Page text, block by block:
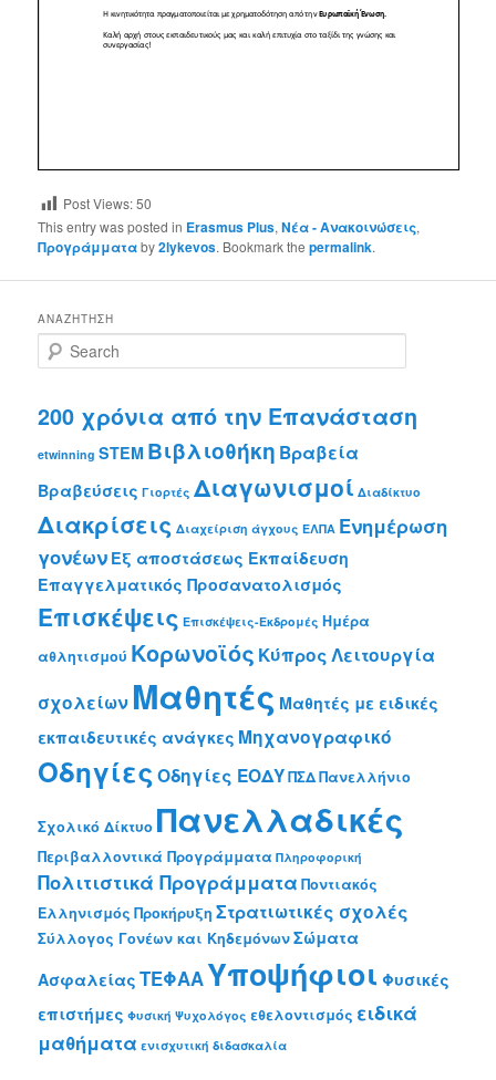
Post Views:50
This entry was posted in Erasmus Plus,Νέα - Ανακοινώσεις,
Προγράμματαby2lykevos. Bookmark thepermalink.
ΑΝΑΖΉΤΗΣΗ
e
r
c
h
200 χρόνια από την Επανάσταση
etwinning STEM Βιβλιοθήκη Βραβεία
Βραβεύσεις Γιορτές Διαγωνισμοί Διαδίκτυο
Διακρίσεις Διαχείριση άγχους ΕΛΠΑ Ενημέρωση
γονέων Εξ αποστάσεως Εκπαίδευση
Επαγγελματικός Προσανατολισμός
Επισκέψεις Επισκέψεις-Εκδρομές Ημέρα
αθλητισμού Κορωνοϊός ΚύπροςΛειτουργία
σχολείων Μαθητές Μαθητές με ειδικές
εκπαιδευτικές ανάγκες Μηχανογραφικό
Οδηγίες Οδηγίες ΕΟΔΥΠΣΔΠανελλήνιο
Σχολικό Δίκτυο Πανελλαδικές
Περιβαλλοντικά Προγράμματα Πληροφορική
Πολιτιστικά Προγράμματα Ποντιακός
Ελληνισμός Προκήρυξη Στρατιωτικές σχολές
Σύλλογος Γονέων και ΚηδεμόνωνΣώματα
Ασφαλείας ΤΕΦΑΑΥποψήφιοι Φυσικές
επιστήμες Φυσική Ψυχολόγος εθελοντισμός ειδικά
μαθήματα ενισχυτική διδασκαλία